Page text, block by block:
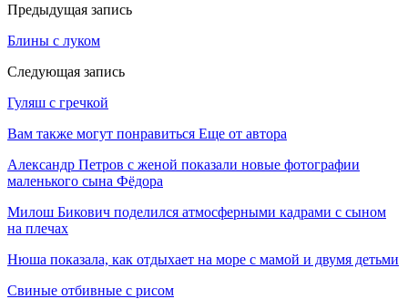
Предыдущая запись
Блины с луком
Следующая запись
Гуляш с гречкой
Вам также могут понравиться Еще от автора
Александр Петров с женой показали новые фотографии
маленького сына Фёдора
Милош Бикович поделился атмосферными кадрами с сыном
на плечах
Нюша показала, как отдыхает на море с мамой и двумя детьми
Свиные отбивные с рисом